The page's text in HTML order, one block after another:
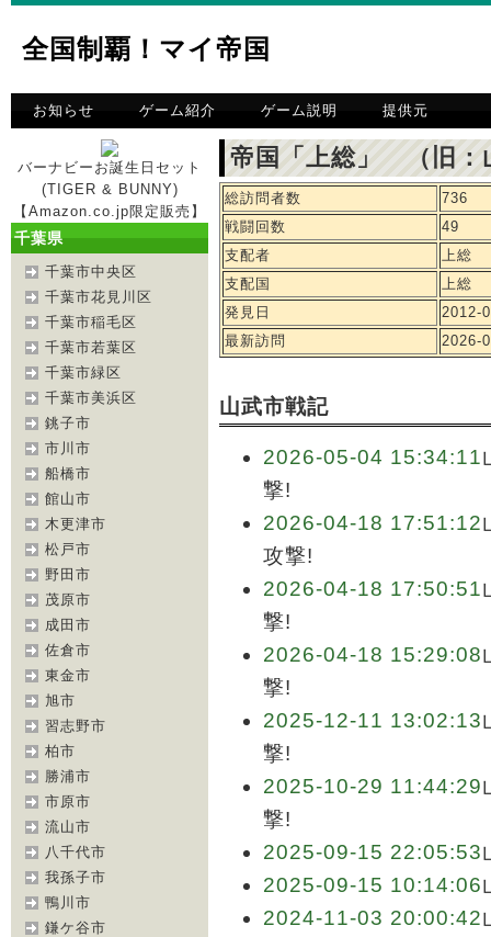
全国制覇！マイ帝国
お知らせ ゲーム紹介 ゲーム説明 提供元
バーナビーお誕生日セット
(TIGER & BUNNY)
【Amazon.co.jp限定販売】
千葉県
千葉市中央区
千葉市花見川区
千葉市稲毛区
千葉市若葉区
千葉市緑区
千葉市美浜区
銚子市
市川市
船橋市
館山市
木更津市
松戸市
野田市
茂原市
成田市
佐倉市
東金市
旭市
習志野市
柏市
勝浦市
市原市
流山市
八千代市
我孫子市
鴨川市
鎌ケ谷市
帝国「上総」 （旧：
総訪問者数
736
戦闘回数
49
支配者
上総
支配国
上総
発見日
2012-
最新訪問
2026-
山武市戦記
2026-05-04 15:34:11
撃!
2026-04-18 17:51:12
攻撃!
2026-04-18 17:50:51
撃!
2026-04-18 15:29:08
撃!
2025-12-11 13:02:13
撃!
2025-10-29 11:44:29
撃!
2025-09-15 22:05:53
2025-09-15 10:14:06
2024-11-03 20:00:42